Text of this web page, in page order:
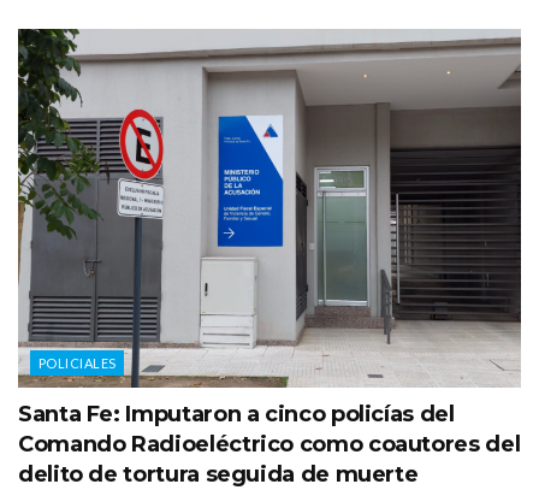
POLICIALES
Santa Fe: Imputaron a cinco policías del
Comando Radioeléctrico como coautores del
delito de tortura seguida de muerte